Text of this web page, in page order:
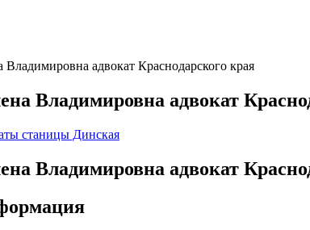
Владимировна адвокат Краснодарского края
Владимировна адвокат
станицы Динская
Владимировна адвокат